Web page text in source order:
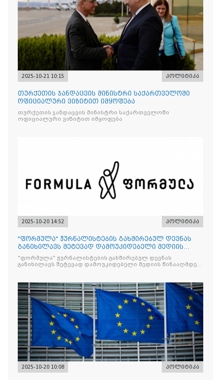
2025-10-21 10:15 პოლიტიკა
თურქეთის ჯანდაცვის მინისტრი საქართველოში
ოფიციალური ვიზიტით იმყოფება
თურქეთის ჯანდაცვის მინისტრი საქართველოში
ოფიციალური ვიზიტით იმყოფება
2025-10-20 14:52 პოლიტიკა
"ფორმულა" ჟურნალისტების გახშირებულ დევნას
განიხილავს შეტევად დამოუკიდებელი მედიის
წინააღმდ
"ფორმულა" ჟურნალისტების გახშირებულ დევნას
განიხილავს შეტევად დამოუკიდებელი მედიის წინააღმდეგ,
2025-10-20 10:08 პოლიტიკა